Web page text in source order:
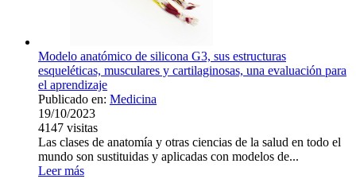
Modelo anatómico de silicona G3, sus estructuras
esqueléticas, musculares y cartilaginosas, una evaluación para
el aprendizaje
Publicado en: Medicina
19/10/2023
4147 visitas
Las clases de anatomía y otras ciencias de la salud en todo el
mundo son sustituidas y aplicadas con modelos de...
Leer más